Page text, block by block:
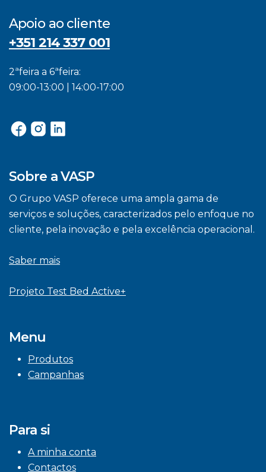
Apoio ao cliente
+351 214 337 001
2ªfeira a 6ªfeira:
09:00-13:00 | 14:00-17:00
Sobre a VASP
O Grupo VASP oferece uma ampla gama de
serviços e soluções, caracterizados pelo enfoque no
cliente, pela inovação e pela excelência operacional.
Saber mais
Projeto Test Bed Active+
Menu
Produtos
Campanhas
Para si
A minha conta
Contactos